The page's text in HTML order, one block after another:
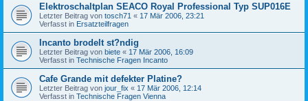
Elektroschaltplan SEACO Royal Professional Typ SUP016E
Letzter Beitrag von tosch71 « 17 Mär 2006, 23:21
Verfasst in Ersatzteilfragen
Incanto brodelt st?ndig
Letzter Beitrag von biete « 17 Mär 2006, 16:09
Verfasst in Technische Fragen Incanto
Cafe Grande mit defekter Platine?
Letzter Beitrag von jour_fix « 17 Mär 2006, 12:14
Verfasst in Technische Fragen Vienna